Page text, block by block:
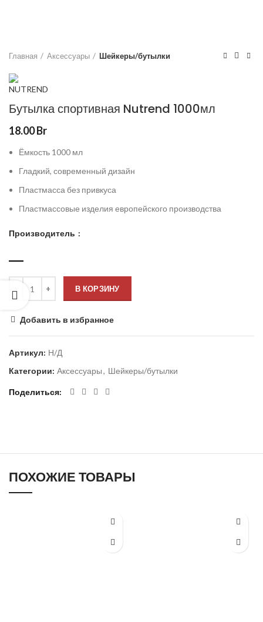
Главная Аксессуары Шейкеры/бутылки
Бутылка спортивная Nutrend 1000мл
18.00Br
Ёмкость 1000 мл
Гладкий, современный дизайн
Пластмасса без привкуса
Пластмассовые изделия европейского производства
Производитель
В КОРЗИНУ
Добавить в избранное
Артикул: Н/Д
Категории: Аксессуары, Шейкеры/бутылки
Поделиться
ПОХОЖИЕ ТОВАРЫ